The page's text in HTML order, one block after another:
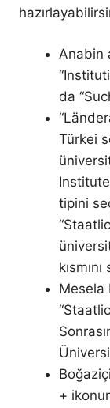
Anabin
da
Türkei
tipini
Mesela
+